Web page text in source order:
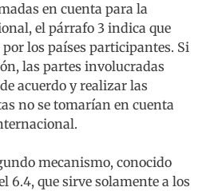
en cuenta para la
el párrafo 3 indica que
los países participantes. Si
las partes involucradas
acuerdo y realizar las
no se tomarían en cuenta
mecanismo, conocido
6.4, que sirve solamente a los